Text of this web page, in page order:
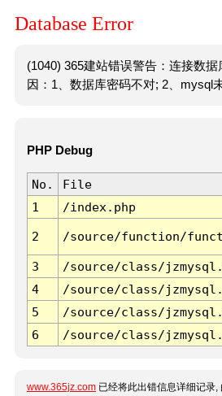
Database Error
(1040) 365建站错误警告：连接数
因：1、数据库密码不对; 2、mysql
PHP Debug
No. File
1
/index.php
2 /source/function/
3 /source/class/
4
/source/class/
5
/source/class/
6
/source/class/
www.365jz.com 已经将此出错信息详细记录